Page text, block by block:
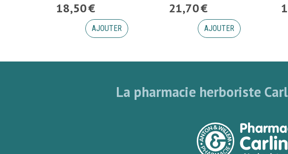
18,50€
AJOUTER
21,70€
AJOUTER
La pharmacie herboriste